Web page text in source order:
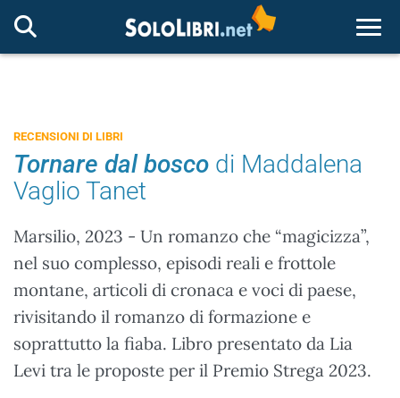
RECENSIONI DI LIBRI
Tornare dal bosco di Maddalena
Vaglio Tanet
Marsilio, 2023 - Un romanzo che “magicizza”,
nel suo complesso, episodi reali e frottole
montane, articoli di cronaca e voci di paese,
rivisitando il romanzo di formazione e
soprattutto la fiaba. Libro presentato da Lia
Levi tra le proposte per il Premio Strega 2023.